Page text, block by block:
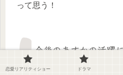
って思う！
今後のあすかの活躍
恋愛リアリティショー ドラマ